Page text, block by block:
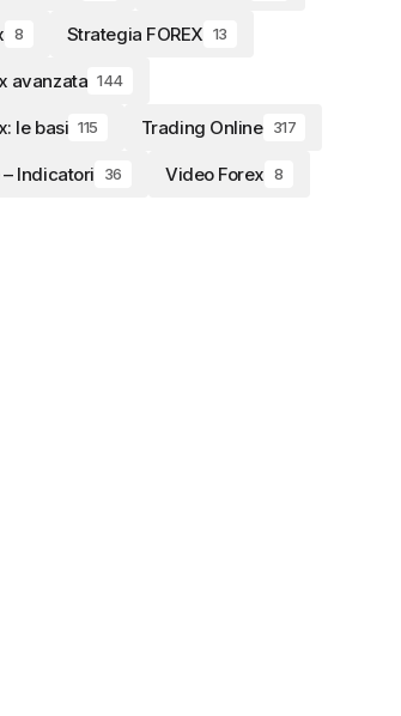
8 Strategia FOREX 13
avanzata 144
le basi 115 Trading Online 317
Indicatori 36 Video Forex 8